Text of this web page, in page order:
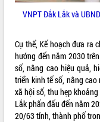
VNPT Đắk Lắk và
Cụ thể, Kế hoạch đưa ra
hướng đến năm 2030
số, nâng cao hiệu quả,
triển kinh tế số, nâng
xã hội số, thu hẹp
Lắk phấn đấu đến năm
20/63 tỉnh, thành phố